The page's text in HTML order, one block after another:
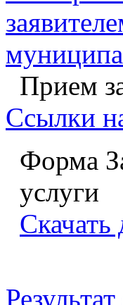
Прием
Ссылки
Форма
услуги
Скачать